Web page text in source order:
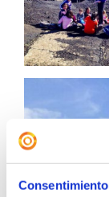
Consentimiento